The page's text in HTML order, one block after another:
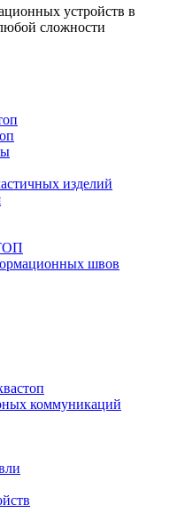
устройств в
сложности
изделий
швов
коммуникаций